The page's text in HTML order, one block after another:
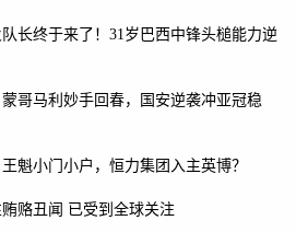
长终于来了！31岁巴西中锋头槌能力逆
哥马利妙手回春，国安逆袭冲亚冠稳
魁小门小户，恒力集团入主英博？
赂丑闻 已受到全球关注